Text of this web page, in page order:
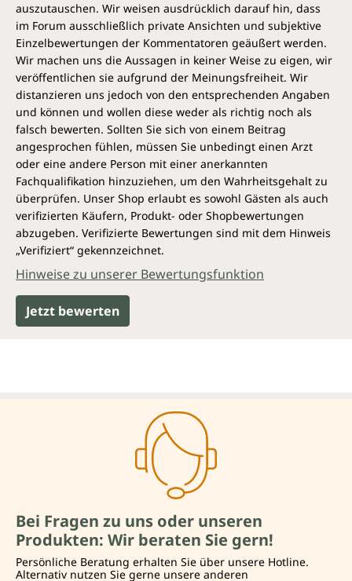
auszutauschen. Wir weisen ausdrücklich darauf hin, dass
im Forum ausschließlich private Ansichten und subjektive
Einzelbewertungen der Kommentatoren geäußert werden.
Wir machen uns die Aussagen in keiner Weise zu eigen, wir
veröffentlichen sie aufgrund der Meinungsfreiheit. Wir
distanzieren uns jedoch von den entsprechenden Angaben
und können und wollen diese weder als richtig noch als
falsch bewerten. Sollten Sie sich von einem Beitrag
angesprochen fühlen, müssen Sie unbedingt einen Arzt
oder eine andere Person mit einer anerkannten
Fachqualifikation hinzuziehen, um den Wahrheitsgehalt zu
überprüfen. Unser Shop erlaubt es sowohl Gästen als auch
verifizierten Käufern, Produkt- oder Shopbewertungen
abzugeben. Verifizierte Bewertungen sind mit dem Hinweis
„Verifiziert“ gekennzeichnet.
Hinweise zu unserer Bewertungsfunktion
Jetzt bewerten
Bei Fragen zu uns oder unseren
Produkten: Wir beraten Sie gern!
Persönliche Beratung erhalten Sie über unsere Hotline.
Alternativ nutzen Sie gerne unsere anderen